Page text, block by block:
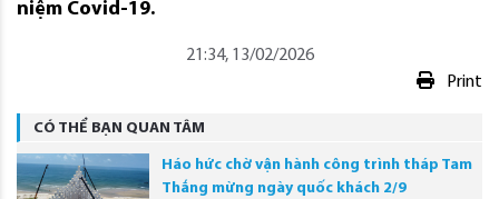
niệm Covid-19.
21:34, 13/02/2026
Print
CÓ THỂ BẠN QUAN TÂM
Háo hức chờ vận hành công trình tháp Tam
Thắng mừng ngày quốc khách 2/9